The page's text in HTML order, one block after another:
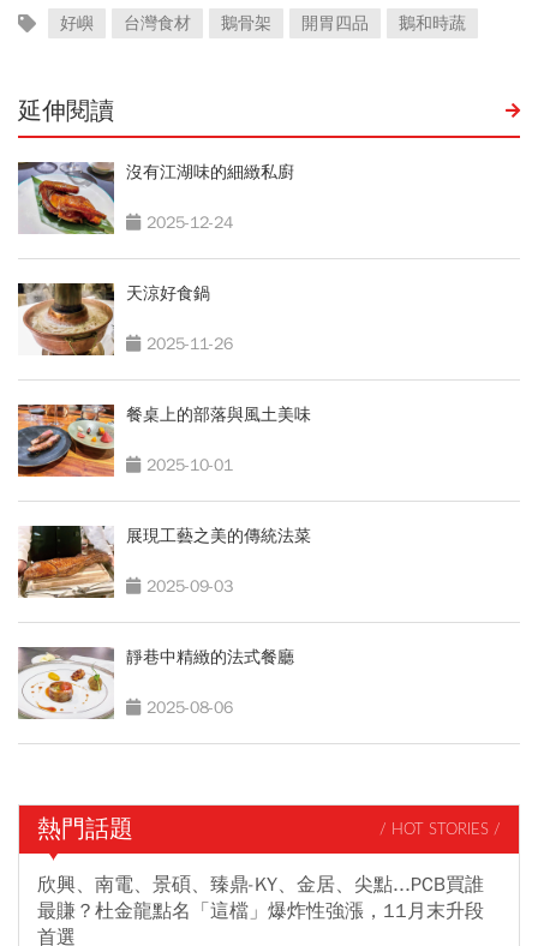
好嶼 台灣食材 鵝骨架 開胃四品 鵝和時蔬
延伸閱讀
沒有江湖味的細緻私廚
2025-12-24
天涼好食鍋
2025-11-26
餐桌上的部落與風土美味
2025-10-01
展現工藝之美的傳統法菜
2025-09-03
靜巷中精緻的法式餐廳
2025-08-06
熱門話題 / HOT STORIES /
欣興、南電、景碩、臻鼎-KY、金居、尖點...PCB買誰
最賺？杜金龍點名「這檔」爆炸性強漲，11月末升段
首選